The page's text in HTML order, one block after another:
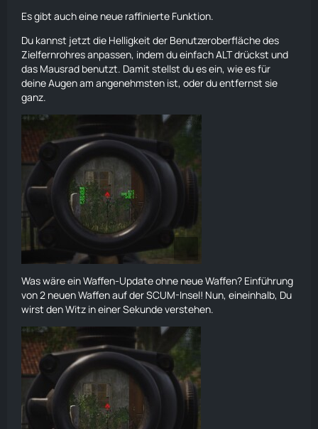
Es gibt auch eine neue raffinierte Funktion.
Du kannst jetzt die Helligkeit der Benutzeroberfläche des
Zielfernrohres anpassen, indem du einfach ALT drückst und
das Mausrad benutzt. Damit stellst du es ein, wie es für
deine Augen am angenehmsten ist, oder du entfernst sie
ganz.
Was wäre ein Waffen-Update ohne neue Waffen? Einführung
von 2 neuen Waffen auf der SCUM-Insel! Nun, eineinhalb, Du
wirst den Witz in einer Sekunde verstehen.